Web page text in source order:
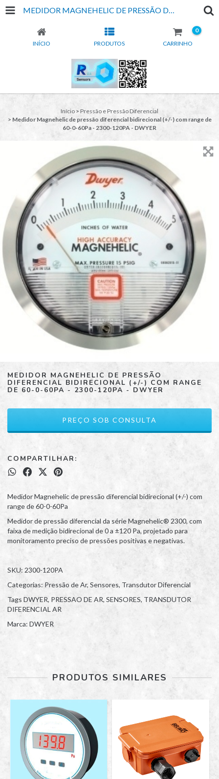
MEDIDOR MAGNEHELIC DE PRESSÃO DIFERENCIAL BIDIRECIONAL (+/-) COM RANGE DE 60-0-60PA - 2300-120PA - DWYER
INÍCIO PRODUTOS CARRINHO
0
Início > Pressão e Pressão Diferencial
> Medidor Magnehelic de pressão diferencial bidirecional (+/-) com range de
60-0-60Pa - 2300-120PA - DWYER
MEDIDOR MAGNEHELIC DE PRESSÃO
DIFERENCIAL BIDIRECIONAL (+/-) COM RANGE
DE 60-0-60PA - 2300-120PA - DWYER
COMPARTILHAR:
Medidor Magnehelic de pressão diferencial bidirecional (+/-) com
range de 60-0-60Pa
Medidor de pressão diferencial da série Magnehelic® 2300, com
faixa de medição bidirecional de 0 a ±120 Pa, projetado para
monitoramento preciso de pressões positivas e negativas.
SKU: 2300-120PA
Categorias: Pressão de Ar, Sensores, Transdutor Diferencial
Tags DWYER, PRESSAO DE AR, SENSORES, TRANSDUTOR
DIFERENCIAL AR
Marca: DWYER
PRODUTOS SIMILARES